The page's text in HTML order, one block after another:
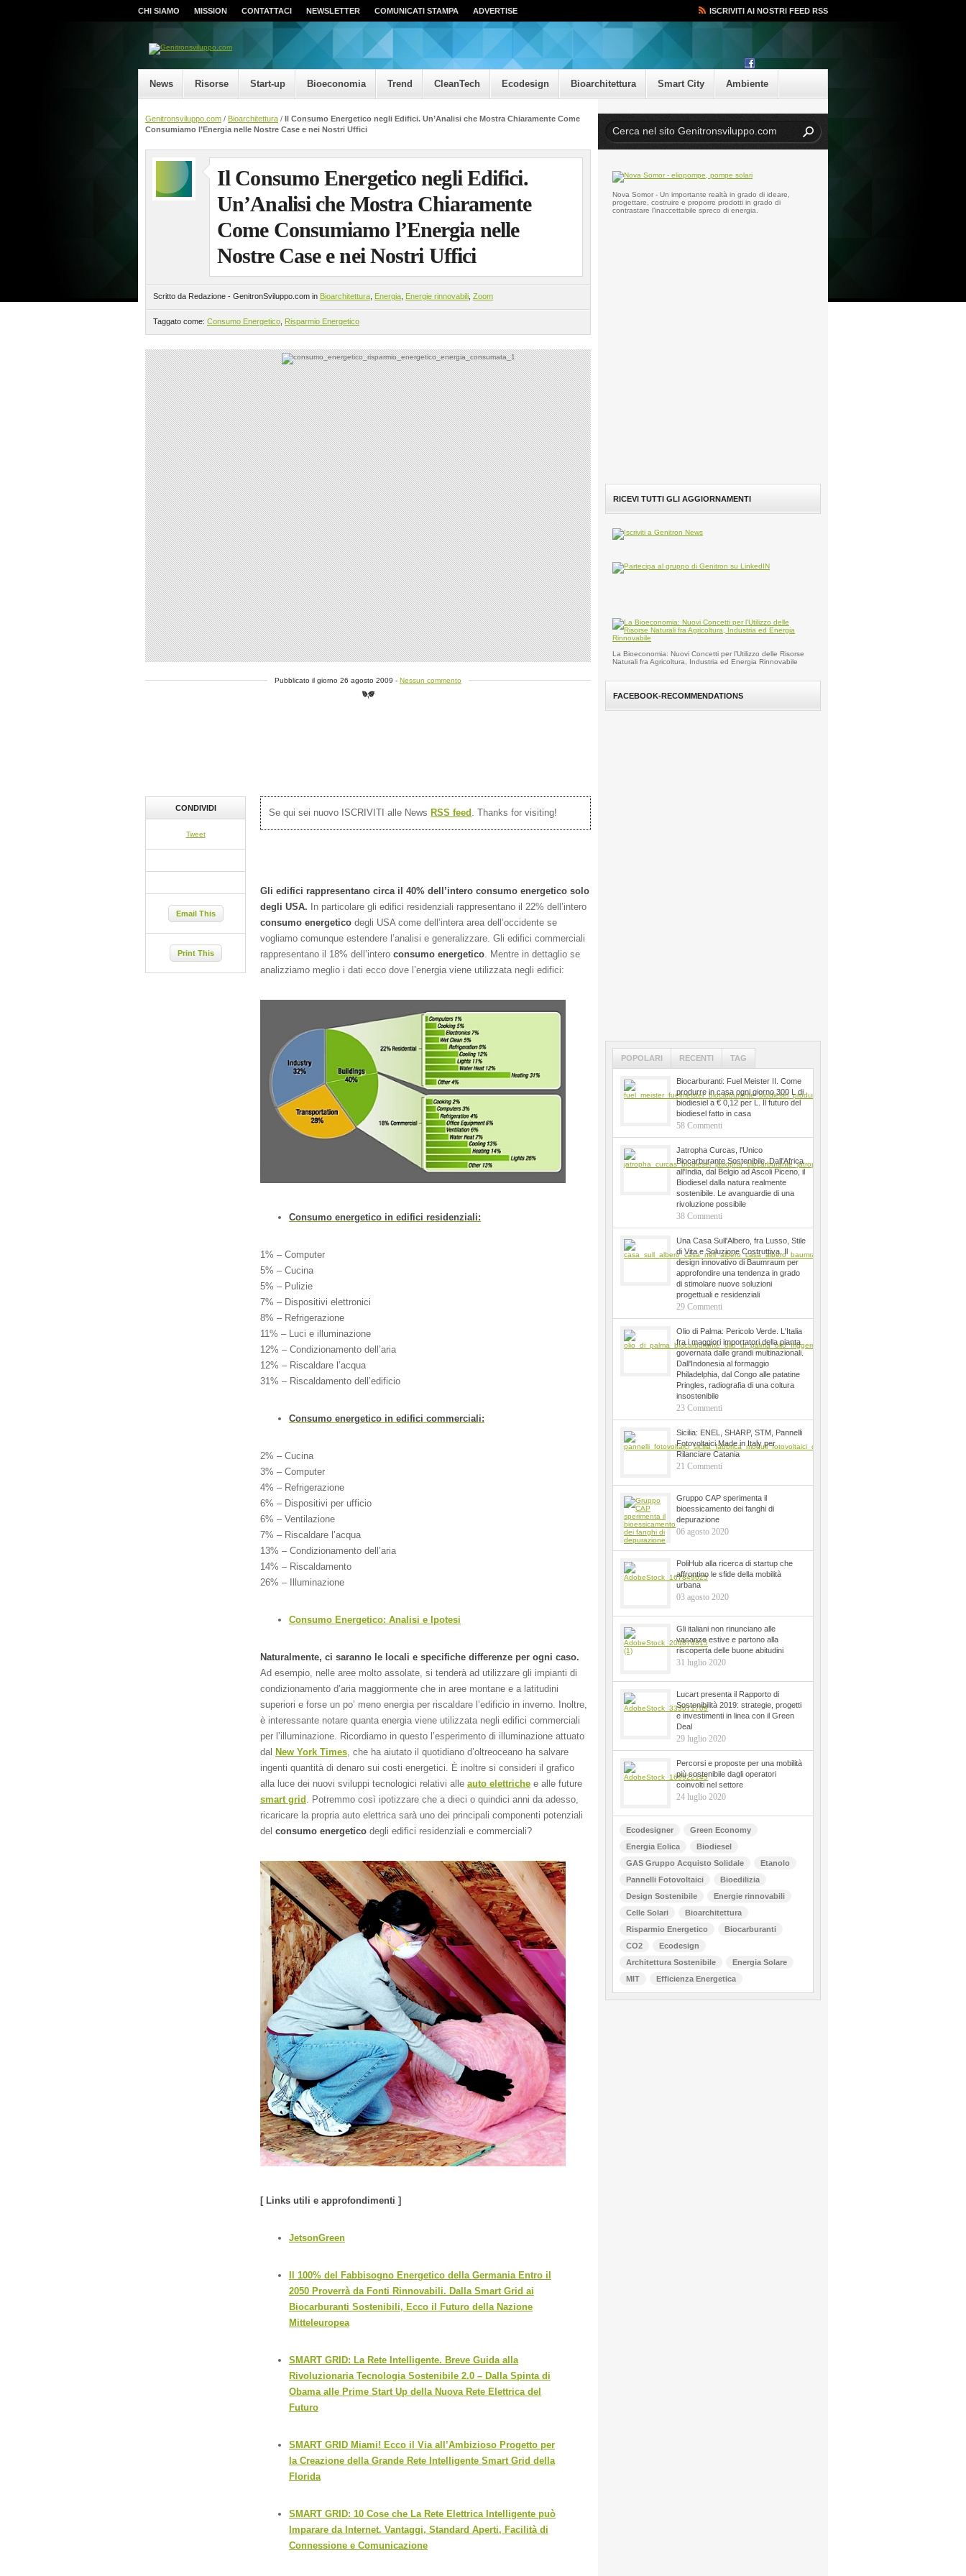
CHI SIAMO MISSION CONTATTACI NEWSLETTER COMUNICATI STAMPA ADVERTISE ISCRIVITI AI NOSTRI FEED RSS
News Risorse Start-up Bioeconomia Trend CleanTech Ecodesign Bioarchitettura Smart City Ambiente
Genitronsviluppo.com / Bioarchitettura / Il Consumo Energetico negli Edifici. Un’Analisi che Mostra Chiaramente Come
Consumiamo l’Energia nelle Nostre Case e nei Nostri Uffici
Il Consumo Energetico negli Edifici.
Un’Analisi che Mostra Chiaramente
Come Consumiamo l’Energia nelle
Nostre Case e nei Nostri Uffici
Scritto da Redazione - GenitronSviluppo.com in Bioarchitettura Energia Energie rinnovabili Zoom
Taggato come: Consumo Energetico Risparmio Energetico
Pubblicato il giorno 26 agosto 2009 - Nessun commento
Se qui sei nuovo ISCRIVITI alle News RSS feed . Thanks for visiting!
Gli edifici rappresentano circa il 40% dell’intero consumo energetico solo
degli USA. In particolare gli edifici residenziali rappresentano il 22% dell’intero
consumo energetico degli USA come dell’intera area dell’occidente se
vogliamo comunque estendere l’analisi e generalizzare. Gli edifici commerciali
rappresentano il 18% dell’intero consumo energetico . Mentre in dettaglio se
analizziamo meglio i dati ecco dove l’energia viene utilizzata negli edifici:
Consumo energetico in edifici residenziali:
1% – Computer
5% – Cucina
5% – Pulizie
7% – Dispositivi elettronici
8% – Refrigerazione
11% – Luci e illuminazione
12% – Condizionamento dell’aria
12% – Riscaldare l’acqua
31% – Riscaldamento dell’edificio
Consumo energetico in edifici commerciali:
2% – Cucina
3% – Computer
4% – Refrigerazione
6% – Dispositivi per ufficio
6% – Ventilazione
7% – Riscaldare l’acqua
13% – Condizionamento dell’aria
14% – Riscaldamento
26% – Illuminazione
Consumo Energetico: Analisi e Ipotesi
Naturalmente, ci saranno le locali e specifiche differenze per ogni caso.
Ad esempio, nelle aree molto assolate, si tenderà ad utilizzare gli impianti di
condizionamento d’aria maggiormente che in aree montane e a latitudini
superiori e forse un po’ meno energia per riscaldare l’edificio in inverno. Inoltre,
è interessante notare quanta energia viene utilizzata negli edifici commerciali
per l’illuminazione. Ricordiamo in questo l’esperimento di illuminazione attuato
dal New York Times , che ha aiutato il quotidiano d’oltreoceano ha salvare
ingenti quantità di denaro sui costi energetici. È inoltre si consideri il grafico
alla luce dei nuovi sviluppi tecnologici relativi alle auto elettriche e alle future
smart grid . Potremmo così ipotizzare che a dieci o quindici anni da adesso,
ricaricare la propria auto elettrica sarà uno dei principali componenti potenziali
del consumo energetico degli edifici residenziali e commerciali?
[ Links utili e approfondimenti ]
JetsonGreen
Il 100% del Fabbisogno Energetico della Germania Entro il
2050 Proverrà da Fonti Rinnovabili. Dalla Smart Grid ai
Biocarburanti Sostenibili, Ecco il Futuro della Nazione
Mitteleuropea
SMART GRID: La Rete Intelligente. Breve Guida alla
Rivoluzionaria Tecnologia Sostenibile 2.0 – Dalla Spinta di
Obama alle Prime Start Up della Nuova Rete Elettrica del
Futuro
SMART GRID Miami! Ecco il Via all’Ambizioso Progetto per
la Creazione della Grande Rete Intelligente Smart Grid della
Florida
SMART GRID: 10 Cose che La Rete Elettrica Intelligente può
Imparare da Internet. Vantaggi, Standard Aperti, Facilità di
Connessione e Comunicazione
CONDIVIDI
Tweet
Email This
Print This
Nova Somor - Un importante realtà in grado di ideare,
progettare, costruire e proporre prodotti in grado di
contrastare l’inaccettabile spreco di energia.
RICEVI TUTTI GLI AGGIORNAMENTI
La Bioeconomia: Nuovi Concetti per l’Utilizzo delle Risorse
Naturali fra Agricoltura, Industria ed Energia Rinnovabile
FACEBOOK-RECOMMENDATIONS
POPOLARI RECENTI TAG
Biocarburanti: Fuel Meister II. Come
produrre in casa ogni giorno 300 L di
biodiesiel a € 0,12 per L. Il futuro del
biodiesel fatto in casa
58 Commenti
Jatropha Curcas, l'Unico
Biocarburante Sostenibile. Dall'Africa
all'India, dal Belgio ad Ascoli Piceno, il
Biodiesel dalla natura realmente
sostenibile. Le avanguardie di una
rivoluzione possibile
38 Commenti
Una Casa Sull'Albero, fra Lusso, Stile
di Vita e Soluzione Costruttiva. Il
design innovativo di Baumraum per
approfondire una tendenza in grado
di stimolare nuove soluzioni
progettuali e residenziali
29 Commenti
Olio di Palma: Pericolo Verde. L'Italia
fra i maggiori importatori della pianta
governata dalle grandi multinazionali.
Dall'Indonesia al formaggio
Philadelphia, dal Congo alle patatine
Pringles, radiografia di una coltura
insostenibile
23 Commenti
Sicilia: ENEL, SHARP, STM, Pannelli
Fotovoltaici Made in Italy per
Rilanciare Catania
21 Commenti
Gruppo CAP sperimenta il
bioessicamento dei fanghi di
depurazione
06 agosto 2020
PoliHub alla ricerca di startup che
affrontino le sfide della mobilità
urbana
03 agosto 2020
Gli italiani non rinunciano alle
vacanze estive e partono alla
riscoperta delle buone abitudini
31 luglio 2020
Lucart presenta il Rapporto di
Sostenibilità 2019: strategie, progetti
e investimenti in linea con il Green
Deal
29 luglio 2020
Percorsi e proposte per una mobilità
più sostenibile dagli operatori
coinvolti nel settore
24 luglio 2020
Ecodesigner
Green Economy
Energia Eolica
Biodiesel
GAS Gruppo Acquisto Solidale
Etanolo
Pannelli Fotovoltaici
Bioedilizia
Design Sostenibile
Energie rinnovabili
Celle Solari
Bioarchitettura
Risparmio Energetico
Biocarburanti
CO2
Ecodesign
Architettura Sostenibile
Energia Solare
MIT
Efficienza Energetica